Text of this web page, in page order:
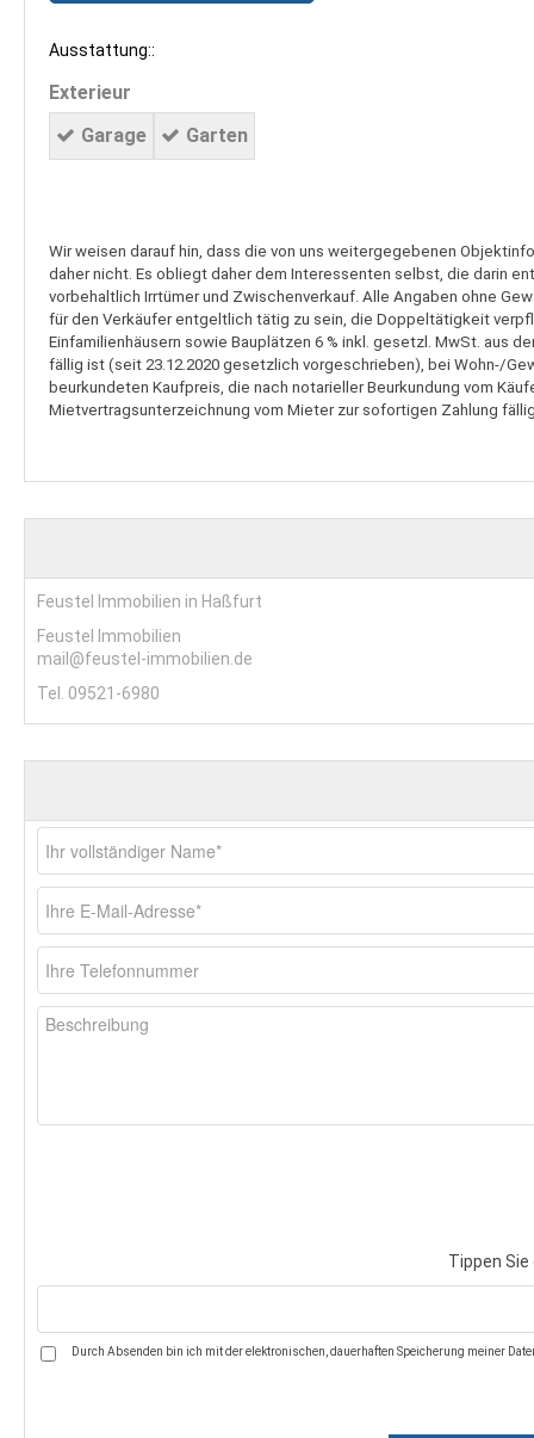
Ausstattung::
Exterieur
Garage
Garten
Wir weisen darauf hin, dass die von uns weitergegebenen
daher nicht. Es obliegt daher dem Interessenten selbst, die darin
vorbehaltlich Irrtümer und Zwischenverkauf. Alle Angaben ohne
für den Verkäufer entgeltlich tätig zu sein, die Doppeltätigkeit
Einfamilienhäusern sowie Bauplätzen 6 % inkl. gesetzl. MwSt. aus
fällig ist (seit 23.12.2020 gesetzlich vorgeschrieben), bei Wohn-/
beurkundeten Kaufpreis, die nach notarieller Beurkundung vom
Mietvertragsunterzeichnung vom Mieter zur sofortigen Zahlung
Feustel Immobilien in Haßfurt
Feustel Immobilien
mail@feustel-immobilien.de
Tel. 09521-6980
Tippen Sie
Durch Absenden bin ich mit der elektronischen, dauerhaften Speicherung meiner